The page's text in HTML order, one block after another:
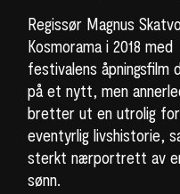
Regissør Magnus
Kosmorama i 2018 med
festivalens
på et nytt, men
bretter ut en utrolig
eventyrlig livshistorie,
sterkt nærportrett av
sønn.